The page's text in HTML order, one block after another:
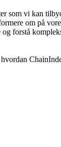
vi kan
om på
forstå